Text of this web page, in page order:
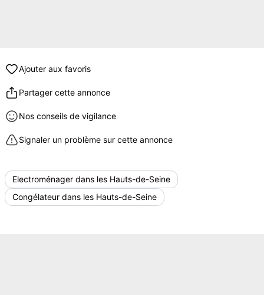
Ajouter aux favoris
Partager cette annonce
Nos conseils de vigilance
Signaler un problème sur cette annonce
Electroménager dans les Hauts-de-Seine
Congélateur dans les Hauts-de-Seine